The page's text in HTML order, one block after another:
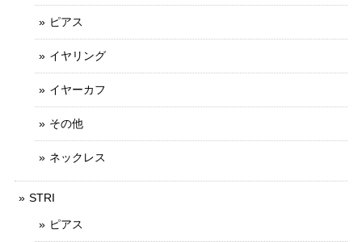
ピアス
イヤリング
イヤーカフ
その他
ネックレス
STRI
ピアス